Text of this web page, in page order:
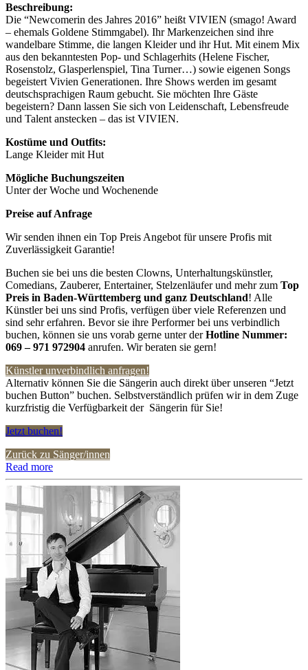
Beschreibung:
Die “Newcomerin des Jahres 2016” heißt VIVIEN (smago! Award
– ehemals Goldene Stimmgabel). Ihr Markenzeichen sind ihre
wandelbare Stimme, die langen Kleider und ihr Hut. Mit einem Mix
aus den bekanntesten Pop- und Schlagerhits (Helene Fischer,
Rosenstolz, Glasperlenspiel, Tina Turner…) sowie eigenen Songs
begeistert Vivien Generationen. Ihre Shows werden im gesamt
deutschsprachigen Raum gebucht. Sie möchten Ihre Gäste
begeistern? Dann lassen Sie sich von Leidenschaft, Lebensfreude
und Talent anstecken – das ist VIVIEN.
Kostüme und Outfits:
Lange Kleider mit Hut
Mögliche Buchungszeiten
Unter der Woche und Wochenende
Preise auf Anfrage
Wir senden ihnen ein Top Preis Angebot für unsere Profis mit
Zuverlässigkeit Garantie!
Buchen sie bei uns die besten Clowns, Unterhaltungskünstler,
Comedians, Zauberer, Entertainer, Stelzenläufer und mehr zum Top
Preis in Baden-Württemberg und ganz Deutschland! Alle
Künstler bei uns sind Profis, verfügen über viele Referenzen und
sind sehr erfahren. Bevor sie ihre Performer bei uns verbindlich
buchen, können sie uns vorab gerne unter derHotline Nummer:
069 – 971 972904 anrufen. Wir beraten sie gern!
Künstler unverbindlich anfragen!
Alternativ können Sie die Sängerin auch direkt über unseren “Jetzt
buchen Button” buchen. Selbstverständlich prüfen wir in dem Zuge
kurzfristig die Verfügbarkeit der Sängerin für Sie!
Jetzt buchen!
Zurück zu Sänger/innen
Read more